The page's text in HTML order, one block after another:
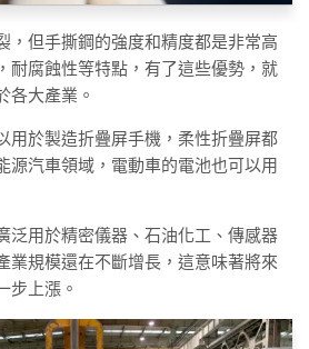
，但手撕鋼的強度和精度都是非常高
耐腐蝕性等特點，有了這些優勢，就
各大產業。
用於製造折疊屏手機，柔性折疊屏都
源汽車領域，電動車的電池也可以用
泛用於精密儀器、石油化工、傳感器
業規模還在不斷增長，這意味著將來
步上漲。